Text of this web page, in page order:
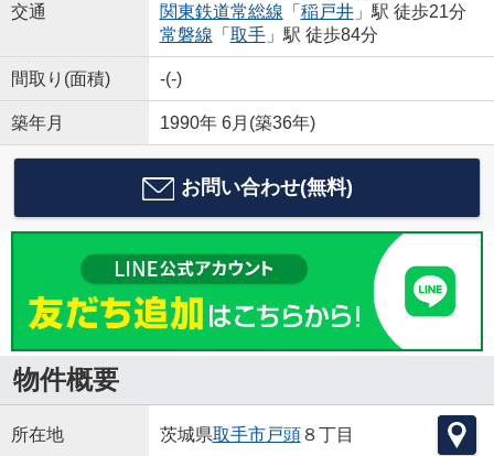
交通
関東鉄道常総線 「 稲戸井」駅 徒歩21分
常磐線 「 取手」駅 徒歩84分
間取り(面積) -(-)
築年月 1990年 6月(築36年)
お問い合わせ(無料)
物件概要
所在地 茨城県取手市戸頭８丁目